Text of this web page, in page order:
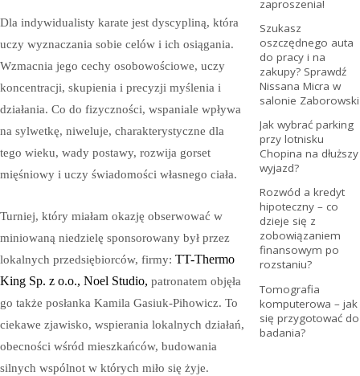
Dla indywidualisty karate jest dyscypliną, która
uczy wyznaczania sobie celów i ich osiągania.
Wzmacnia jego cechy osobowościowe, uczy
koncentracji, skupienia i precyzji myślenia i
działania. Co do fizyczności, wspaniale wpływa
na sylwetkę, niweluje, charakterystyczne dla
tego wieku, wady postawy, rozwija gorset
mięśniowy i uczy świadomości własnego ciała.
Turniej, który miałam okazję obserwować w
miniowaną niedzielę sponsorowany był przez
lokalnych przedsiębiorców, firmy: TT-Thermo
King Sp. z o.o., Noel Studio, patronatem objęła
go także posłanka Kamila Gasiuk-Pihowicz. To
ciekawe zjawisko, wspierania lokalnych działań,
obecności wśród mieszkańców, budowania
silnych wspólnot w których miło się żyje.
zaproszenia!
Szukasz
oszczędnego auta
do pracy i na
zakupy? Sprawdź
Nissana Micra w
salonie Zaborowski
Jak wybrać parking
przy lotnisku
Chopina na dłuższy
wyjazd?
Rozwód a kredyt
hipoteczny – co
dzieje się z
zobowiązaniem
finansowym po
rozstaniu?
Tomografia
komputerowa – jak
się przygotować do
badania?